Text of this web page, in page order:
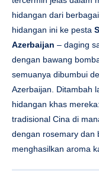
hidangan dari
hidangan ini ke pesta
Azerbaijan – daging
dengan bawang
semuanya dibumbui
Azerbaijan. Ditambah
hidangan khas mereka:
tradisional Cina di
dengan rosemary dan
menghasilkan aroma